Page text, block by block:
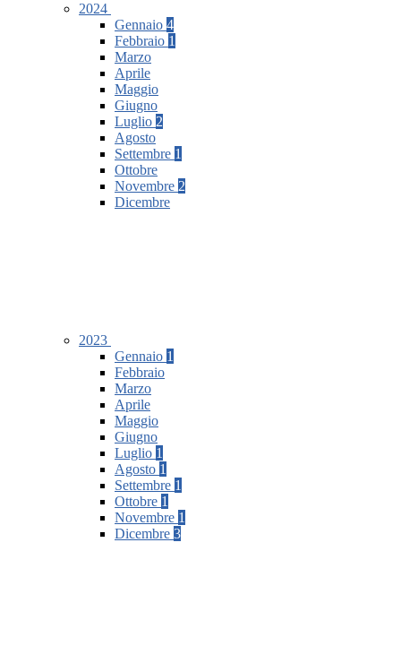
2024
Gennaio 4
Febbraio 1
Marzo
Aprile
Maggio
Giugno
Luglio 2
Agosto
Settembre 1
Ottobre
Novembre 2
Dicembre
2023
Gennaio 1
Febbraio
Marzo
Aprile
Maggio
Giugno
Luglio 1
Agosto 1
Settembre 1
Ottobre 1
Novembre 1
Dicembre 3